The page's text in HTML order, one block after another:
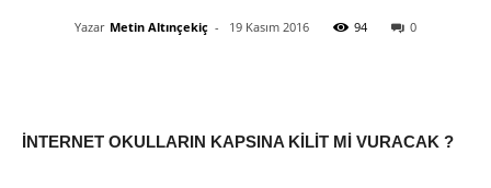
Yazar Metin Altınçekiç - 19 Kasım 2016 94 0
İNTERNET OKULLARIN KAPSINA KİLİT Mİ VURACAK ?